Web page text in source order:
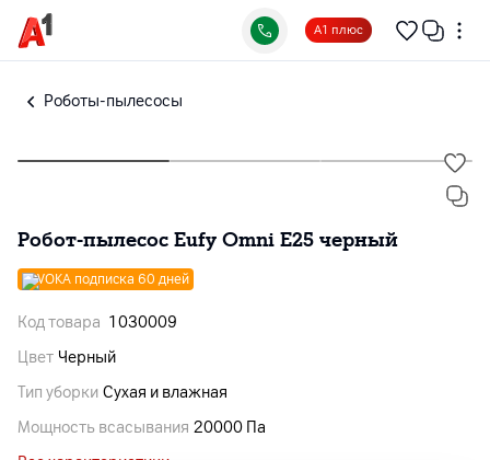
А1 плюс
Роботы-пылесосы
Робот-пылесос Eufy Omni E25 черный
VOKA подписка 60 дней
Код товара 1030009
Цвет Черный
Тип уборки Сухая и влажная
Мощность всасывания 20000 Па